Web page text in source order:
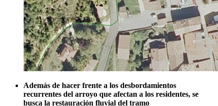
Además de hacer frente a los desbordamientos
recurrentes del arroyo que afectan a los residentes, se
busca la restauración fluvial del tramo